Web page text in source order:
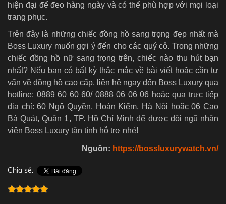
hiện đại để đeo hàng ngày và có thể phù hợp với mọi loại
trang phục.
Trên đây là những chiếc đồng hồ sang trọng đẹp nhất mà
Boss Luxury muốn gợi ý đến cho các quý cô. Trong những
chiếc đồng hồ nữ sang trọng trên, chiếc nào thu hút bạn
nhất? Nếu bạn có bất kỳ thắc mắc về bài viết hoặc cần tư
vấn về đồng hồ cao cấp, liên hệ ngay đến Boss Luxury qua
hotline: 0889 60 60 60/ 0888 06 06 06 hoặc qua trực tiếp
địa chỉ: 60 Ngô Quyền, Hoàn Kiếm, Hà Nội hoặc 06 Cao
Bá Quát, Quận 1, TP. Hồ Chí Minh để được đội ngũ nhân
viên Boss Luxury tận tình hỗ trợ nhé!
Nguồn: https://bossluxurywatch.vn/
Chia sẻ: